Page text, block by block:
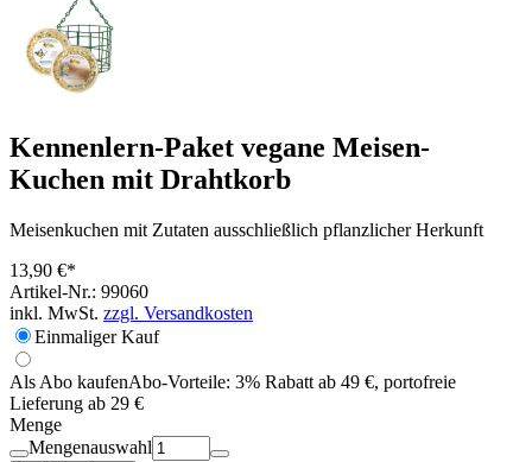
Kennenlern-Paket vegane Meisen-
Kuchen mit Drahtkorb
Meisenkuchen mit Zutaten ausschließlich pflanzlicher Herkunft
13,90 €*
Artikel-Nr.: 99060
inkl. MwSt. zzgl. Versandkosten
Einmaliger Kauf
Als Abo kaufenAbo-Vorteile: 3% Rabatt ab 49 €, portofreie
Lieferung ab 29 €
Menge
Mengenauswahl